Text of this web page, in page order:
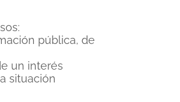
pública, de
un interés
situación